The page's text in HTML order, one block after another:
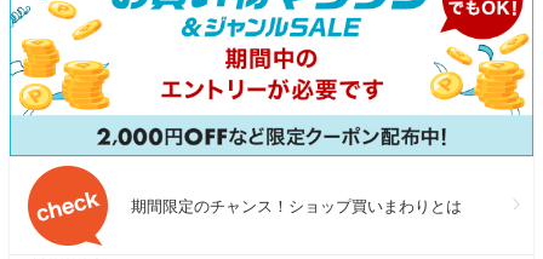
期間限定のチャンス！ショップ買いまわりとは